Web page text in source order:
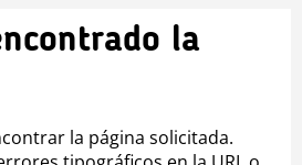
la
la página solicitada.